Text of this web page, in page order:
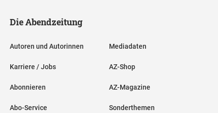
Die Abendzeitung
Autoren und Autorinnen
Karriere / Jobs
Abonnieren
Abo-Service
Mediadaten
AZ-Shop
AZ-Magazine
Sonderthemen